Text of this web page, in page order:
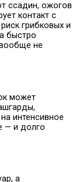
ссадин, ожогов
контакт с
грибковых и
быстро
не
может
интенсивное
— и долго
а